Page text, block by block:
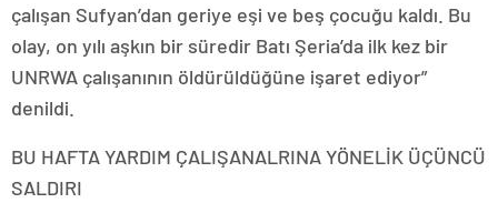
çalışan Sufyan’dan geriye eşi ve beş çocuğu kaldı. Bu
olay, on yılı aşkın bir süredir Batı Şeria’da ilk kez bir
UNRWA çalışanının öldürüldüğüne işaret ediyor”
denildi.
BU HAFTA YARDIM ÇALIŞANALRINA YÖNELİK ÜÇÜNCÜ
SALDIRI